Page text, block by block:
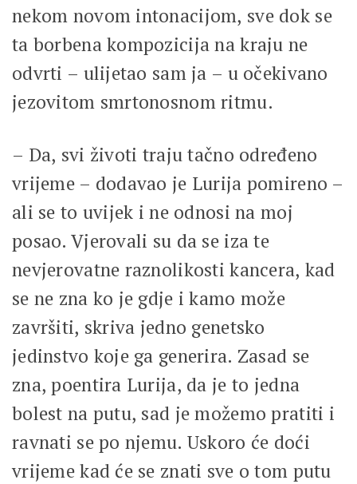
nekom novom intonacijom, sve dok se
ta borbena kompozicija na kraju ne
odvrti – ulijetao sam ja – u očekivano
jezovitom smrtonosnom ritmu.
– Da, svi životi traju tačno određeno
vrijeme – dodavao je Lurija pomireno –
ali se to uvijek i ne odnosi na moj
posao. Vjerovali su da se iza te
nevjerovatne raznolikosti kancera, kad
se ne zna ko je gdje i kamo može
završiti, skriva jedno genetsko
jedinstvo koje ga generira. Zasad se
zna, poentira Lurija, da je to jedna
bolest na putu, sad je možemo pratiti i
ravnati se po njemu. Uskoro će doći
vrijeme kad će se znati sve o tom putu